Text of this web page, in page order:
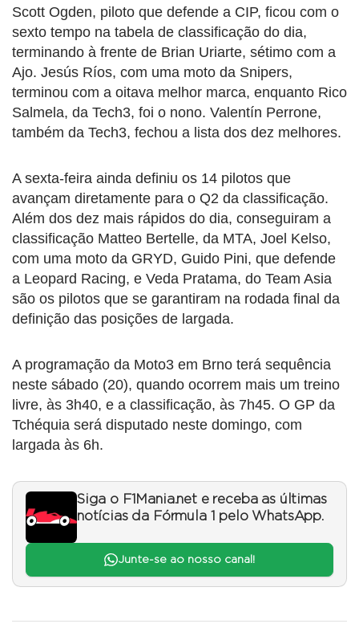
Scott Ogden, piloto que defende a CIP, ficou com o
sexto tempo na tabela de classificação do dia,
terminando à frente de Brian Uriarte, sétimo com a
Ajo. Jesús Ríos, com uma moto da Snipers,
terminou com a oitava melhor marca, enquanto Rico
Salmela, da Tech3, foi o nono. Valentín Perrone,
também da Tech3, fechou a lista dos dez melhores.
A sexta-feira ainda definiu os 14 pilotos que
avançam diretamente para o Q2 da classificação.
Além dos dez mais rápidos do dia, conseguiram a
classificação Matteo Bertelle, da MTA, Joel Kelso,
com uma moto da GRYD, Guido Pini, que defende
a Leopard Racing, e Veda Pratama, do Team Asia
são os pilotos que se garantiram na rodada final da
definição das posições de largada.
A programação da Moto3 em Brno terá sequência
neste sábado (20), quando ocorrem mais um treino
livre, às 3h40, e a classificação, às 7h45. O GP da
Tchéquia será disputado neste domingo, com
largada às 6h.
Siga o F1Mania.net e receba as últimas
notícias da Fórmula 1 pelo WhatsApp.
Junte-se ao nosso canal!